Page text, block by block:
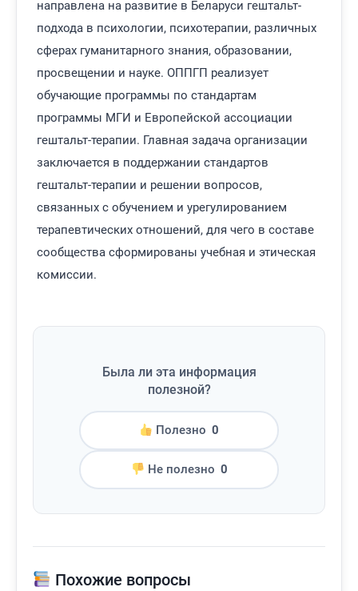
направлена на развитие в Беларуси гештальт-
подхода в психологии, психотерапии, различных
сферах гуманитарного знания, образовании,
просвещении и науке. ОППГП реализует
обучающие программы по стандартам
программы МГИ и Европейской ассоциации
гештальт-терапии. Главная задача организации
заключается в поддержании стандартов
гештальт-терапии и решении вопросов,
связанных с обучением и урегулированием
терапевтических отношений, для чего в составе
сообщества сформированы учебная и этическая
комиссии.
Была ли эта информация
полезной?
Полезно 0
Не полезно 0
Похожие вопросы